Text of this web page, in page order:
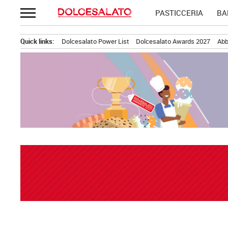
Passa
al
PASTICCERIA
Quick links: Dolcesalato Power List Dolcesalato Awards 2027